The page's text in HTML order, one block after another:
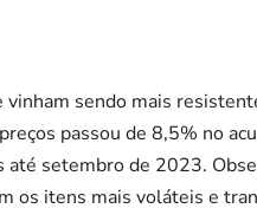
sendo mais
passou de 8,5% no
setembro de 2023.
os itens mais voláteis e